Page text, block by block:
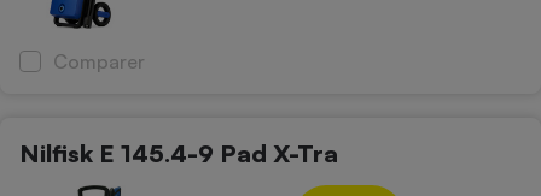
Comparer
Nilfisk E 145.4-9 Pad X-Tra